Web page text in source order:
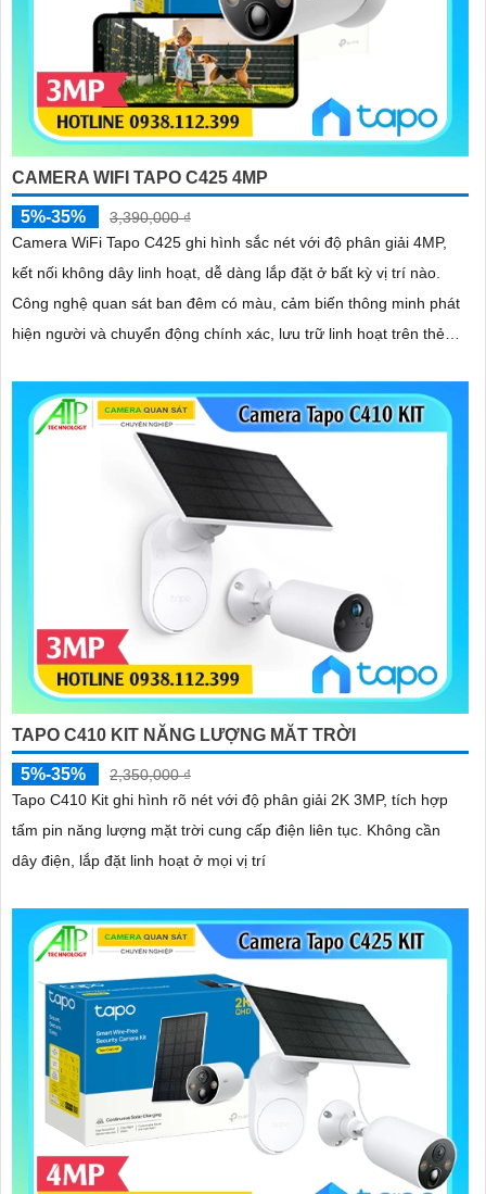
CAMERA WIFI TAPO C425 4MP
5%-35%
3,390,000 ₫
Camera WiFi Tapo C425 ghi hình sắc nét với độ phân giải 4MP,
kết nối không dây linh hoạt, dễ dàng lắp đặt ở bất kỳ vị trí nào.
Công nghệ quan sát ban đêm có màu, cảm biến thông minh phát
hiện người và chuyển động chính xác, lưu trữ linh hoạt trên thẻ
TAPO C410 KIT NĂNG LƯỢNG MĂT TRỜI
5%-35%
2,350,000 ₫
Tapo C410 Kit ghi hình rõ nét với độ phân giải 2K 3MP, tích hợp
tấm pin năng lượng mặt trời cung cấp điện liên tục. Không cần
dây điện, lắp đặt linh hoạt ở mọi vị trí